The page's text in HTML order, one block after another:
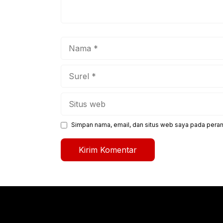
Simpan nama, email, dan situs web saya pada